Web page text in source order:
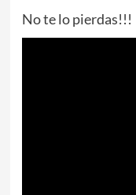
No te lo pierdas!!!